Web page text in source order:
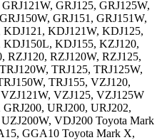
GRJ125, GRJ125W,
GRJ151, GRJ151W,
KDJ121W, KDJ125,
KDJ155, KZJ120,
RZJ120, RZJ120W, RZJ125,
TRJ125, TRJ125W,
TRJ155, VZJ120,
VZJ125, VZJ125W
URJ200, URJ202,
VDJ200 Toyota Mark
GGA10 Toyota Mark X,